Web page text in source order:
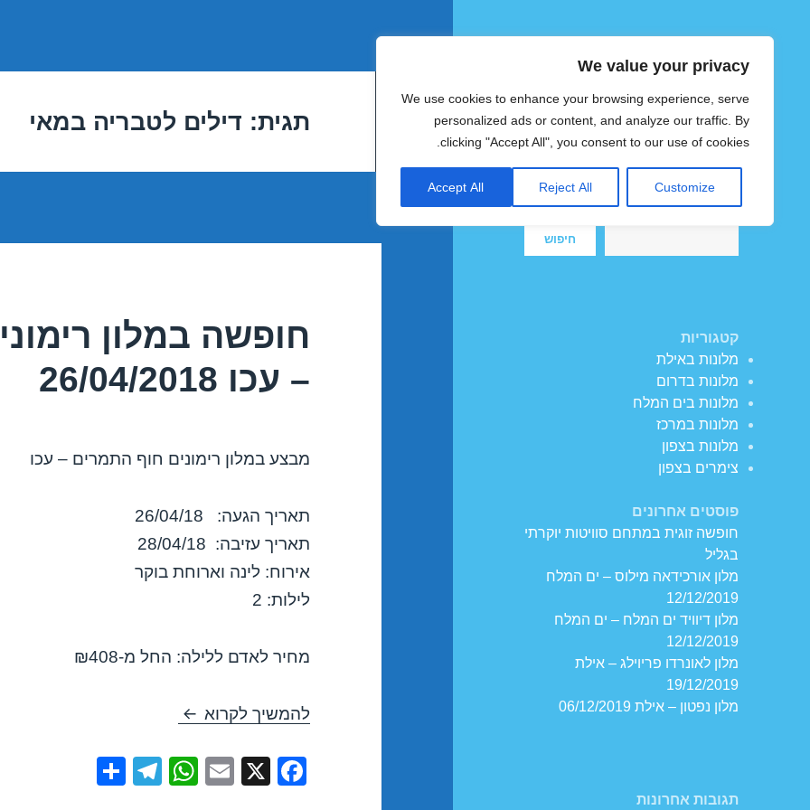
We value your privacy
We use cookies to enhance your browsing experience, serve
personalized ads or content, and analyze our traffic. By
clicking "Accept All", you consent to our use of cookies.
Customize
Reject All
Accept All
צימרים ומלונות זולים בישראל
חיפוש
חיפוש
קטגוריות
מלונות באילת
מלונות בדרום
מלונות בים המלח
מלונות במרכז
מלונות בצפון
צימרים בצפון
פוסטים אחרונים
חופשה זוגית במתחם סוויטות יוקרתי
בגליל
מלון אורכידאה מילוס – ים המלח
12/12/2019
מלון דיוויד ים המלח – ים המלח
12/12/2019
מלון לאונרדו פריוילג – אילת
19/12/2019
מלון נפטון – אילת 06/12/2019
תגובות אחרונות
תגית: דילים לטבריה במאי
חופשה במלון
– עכו 26/04/2018
מבצע במלון רימונים חוף התמרים – עכו
תאריך הגעה: 26/04/18
תאריך עזיבה: 28/04/18
אירוח: לינה וארוחת בוקר
לילות: 2
מחיר לאדם ללילה: החל מ-₪408
להמשיך לקרוא חופשה במלון רימונים חוף התמרים
F
X
E
W
T